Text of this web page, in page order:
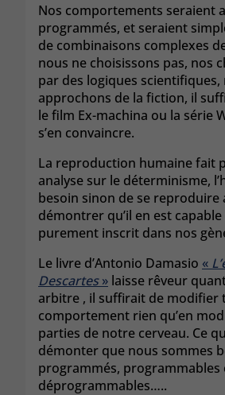
Nos comportements seraient
programmés, et seraient
de combinaisons complexes
nous ne choisissons pas, nos
par des logiques scientifiques,
approchons de la fiction, il
le film Ex-machina ou la série
s’en convaincre.
La reproduction humaine fait
analyse sur le déterminisme,
besoin sinon de se reproduire
démontrer qu’il en est capable
purement inscrit dans nos
Le livre d’Antonio Damasio «
Descartes» laisse rêveur
arbitre , il suffirait de modifier
comportement rien qu’en
parties de notre cerveau. Ce
démonter que nous sommes
programmés, programmables
déprogrammables…..